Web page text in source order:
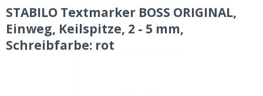
STABILO Textmarker BOSS ORIGINAL,
Einweg, Keilspitze, 2 - 5 mm,
Schreibfarbe: rot